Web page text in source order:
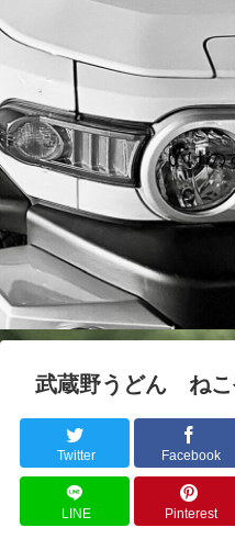
いけの
武蔵野うどん ね
Twitter Facebook
LINE Pinterest